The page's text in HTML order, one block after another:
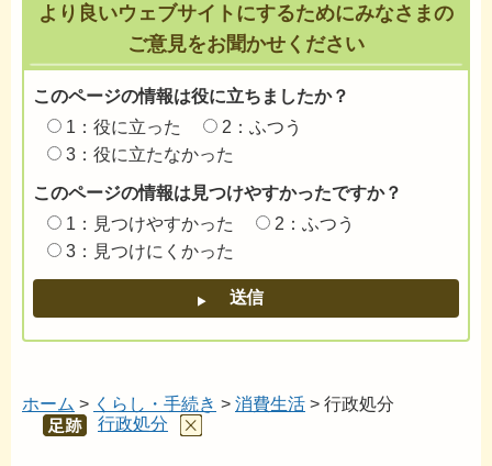
より良いウェブサイトにするためにみなさまの
ご意見をお聞かせください
このページの情報は役に立ちましたか？
1：役に立った
2：ふつう
3：役に立たなかった
このページの情報は見つけやすかったですか？
1：見つけやすかった
2：ふつう
3：見つけにくかった
ホーム > くらし・手続き > 消費生活 > 行政処分
あし
行政処分